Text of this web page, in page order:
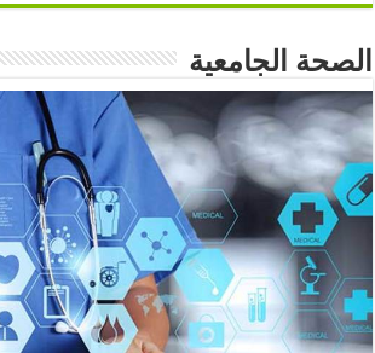
الصحة الجامعية